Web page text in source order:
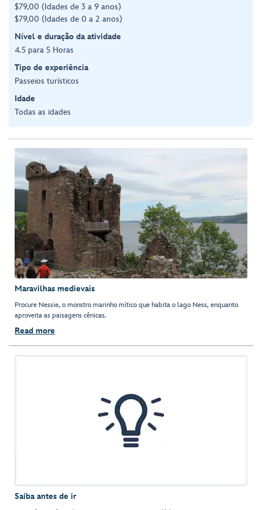
$79,00 (Idades de 3 a 9 anos)
$79,00 (Idades de 0 a 2 anos)
Nível e duração da atividade
4.5 para 5 Horas
Tipo de experiência
Passeios turísticos
Idade
Todas as idades
Maravilhas medievais
Procure Nessie, o monstro marinho mítico que habita o lago Ness, enquanto
aproveita as paisagens cênicas.
Read more
Saiba antes de ir